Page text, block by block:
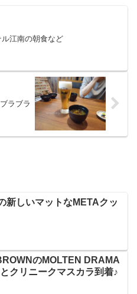
ル江南の朝食など
ラブラ
新しいマットなMETAクッ
のMOLTEN DRAMA
クリニークマスカラ到着♪